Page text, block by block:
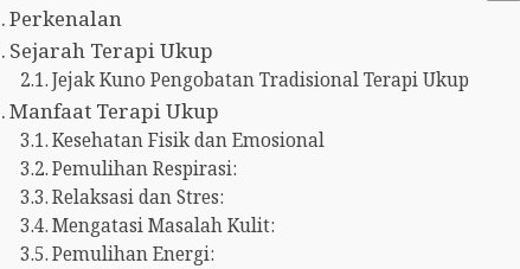
Perkenalan
Sejarah Terapi Ukup
Jejak Kuno Pengobatan Tradisional Terapi Ukup
Manfaat Terapi Ukup
Kesehatan Fisik dan Emosional
Pemulihan Respirasi:
Relaksasi dan Stres:
Mengatasi Masalah Kulit:
Pemulihan Energi: